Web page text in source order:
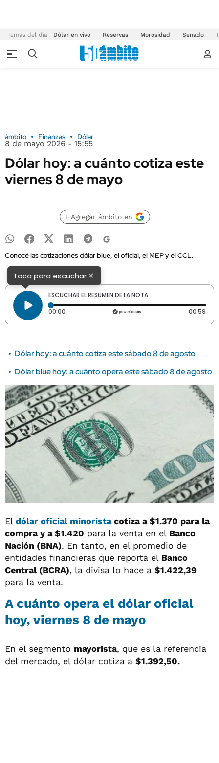
Temas del día Dólar en vivo Reservas Morosidad Senado
ámbito Finanzas Dólar
8 de mayo 2026 - 15:55
Dólar hoy: a cuánto cotiza este
viernes 8 de mayo
+ Agregar ámbito en
Conocé las cotizaciones dólar blue, el oficial, el MEP y el CCL.
Toca para escuchar×
ESCUCHAR EL RESUMEN DE LA NOTA
00:00 Tiempo transcurrido: 0 segundos 00:59
Dólar hoy: a cuánto cotiza este sábado 8 de agosto
Dólar blue hoy: a cuánto opera este sábado 8 de agosto
El dólar oficial minoristacotiza a$1.370 para la
compra y a$1.420 para la venta en el Banco
Nación (BNA). En tanto, en el promedio de
entidades financieras que reporta el Banco
Central (BCRA), la divisa lo hace a $1.422,39
para la venta.
A cuánto opera el dólar oficial
hoy, viernes 8 de mayo
En el segmento mayorista, que es la referencia
del mercado, el dólar cotiza a $1.392,50.